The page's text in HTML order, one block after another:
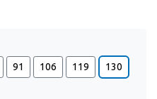
91 106 119 130